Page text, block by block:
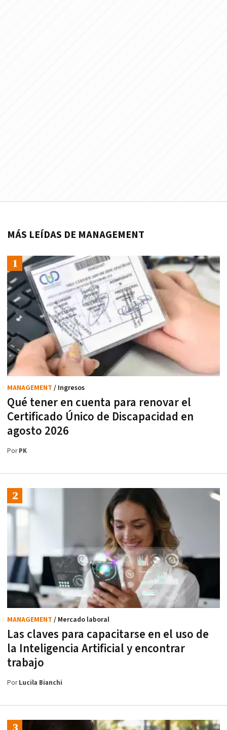
MÁS LEÍDAS DE MANAGEMENT
Qué tener en cuenta para renovar el
Certificado Único de Discapacidad en
agosto 2026
MANAGEMENT / Ingresos
PorPK
Las claves para capacitarse en el uso de
la Inteligencia Artificial y encontrar
trabajo
MANAGEMENT / Mercado laboral
PorLucila Bianchi